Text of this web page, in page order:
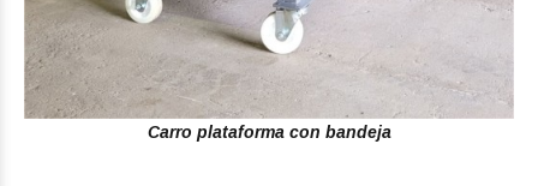
Carro plataforma con bandeja